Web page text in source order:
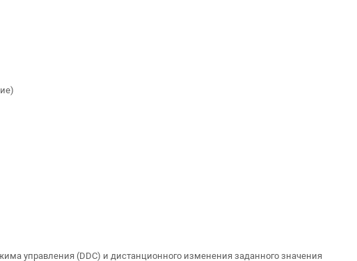
управления (DDC) и дистанционного изменения заданного значения